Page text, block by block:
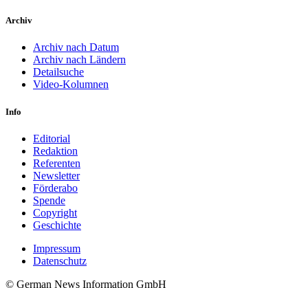
Archiv
Archiv nach Datum
Archiv nach Ländern
Detailsuche
Video-Kolumnen
Info
Editorial
Redaktion
Referenten
Newsletter
Förderabo
Spende
Copyright
Geschichte
Impressum
Datenschutz
© German News Information GmbH